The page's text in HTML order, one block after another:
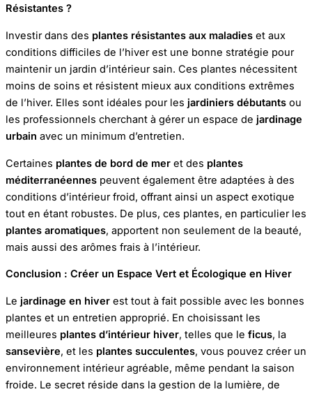
Résistantes ?
Investir dans des plantes résistantes aux maladies et aux
conditions difficiles de l’hiver est une bonne stratégie pour
maintenir un jardin d’intérieur sain. Ces plantes nécessitent
moins de soins et résistent mieux aux conditions extrêmes
de l’hiver. Elles sont idéales pour les jardiniers débutants ou
les professionnels cherchant à gérer un espace de jardinage
urbain avec un minimum d’entretien.
Certaines plantes de bord de mer et des plantes
méditerranéennes peuvent également être adaptées à des
conditions d’intérieur froid, offrant ainsi un aspect exotique
tout en étant robustes. De plus, ces plantes, en particulier les
plantes aromatiques, apportent non seulement de la beauté,
mais aussi des arômes frais à l’intérieur.
Conclusion : Créer un Espace Vert et Écologique en Hiver
Le jardinage en hiver est tout à fait possible avec les bonnes
plantes et un entretien approprié. En choisissant les
meilleures plantes d’intérieur hiver, telles que le ficus, la
sansevière, et les plantes succulentes, vous pouvez créer un
environnement intérieur agréable, même pendant la saison
froide. Le secret réside dans la gestion de la lumière, de